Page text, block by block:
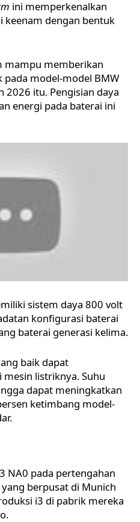
ini memperkenalkan
keenam dengan bentuk
mampu memberikan
pada model-model BMW
2026 itu. Pengisian daya
energi pada baterai ini
sistem daya 800 volt
konfigurasi baterai
baterai generasi kelima.
baik dapat
listriknya. Suhu
dapat meningkatkan
ketimbang model-
NA0 pada pertengahan
berpusat di Munich
i3 di pabrik mereka